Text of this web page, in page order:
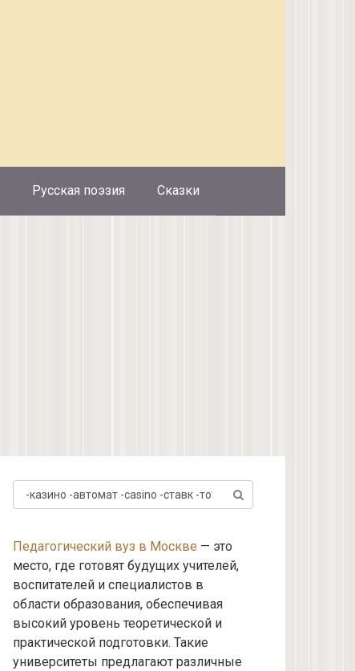
Русская поэзия Сказки
Поиск:
Педагогический вуз в Москве — это
место, где готовят будущих учителей,
воспитателей и специалистов в
области образования, обеспечивая
высокий уровень теоретической и
практической подготовки. Такие
университеты предлагают различные